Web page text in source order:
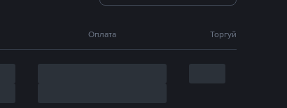
Оплата Торгуй